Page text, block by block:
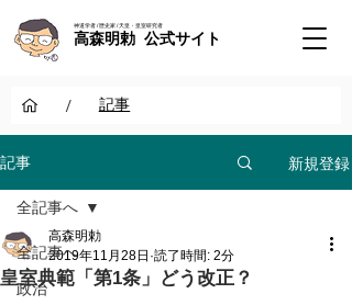
神道学者 / 歴史家 / 天皇・皇室研究者
高森明勅 公式サイト
/ 記事
記事 新規登録
全記事へ
政治
全記事へ
皇室典範「第1条」どう改正？
高森明勅
2019年11月28日 読了時間: 2分